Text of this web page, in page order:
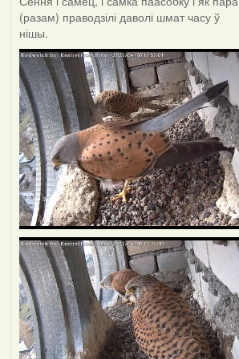
(разам) праводзілі даволі шмат часу ў
нішы.